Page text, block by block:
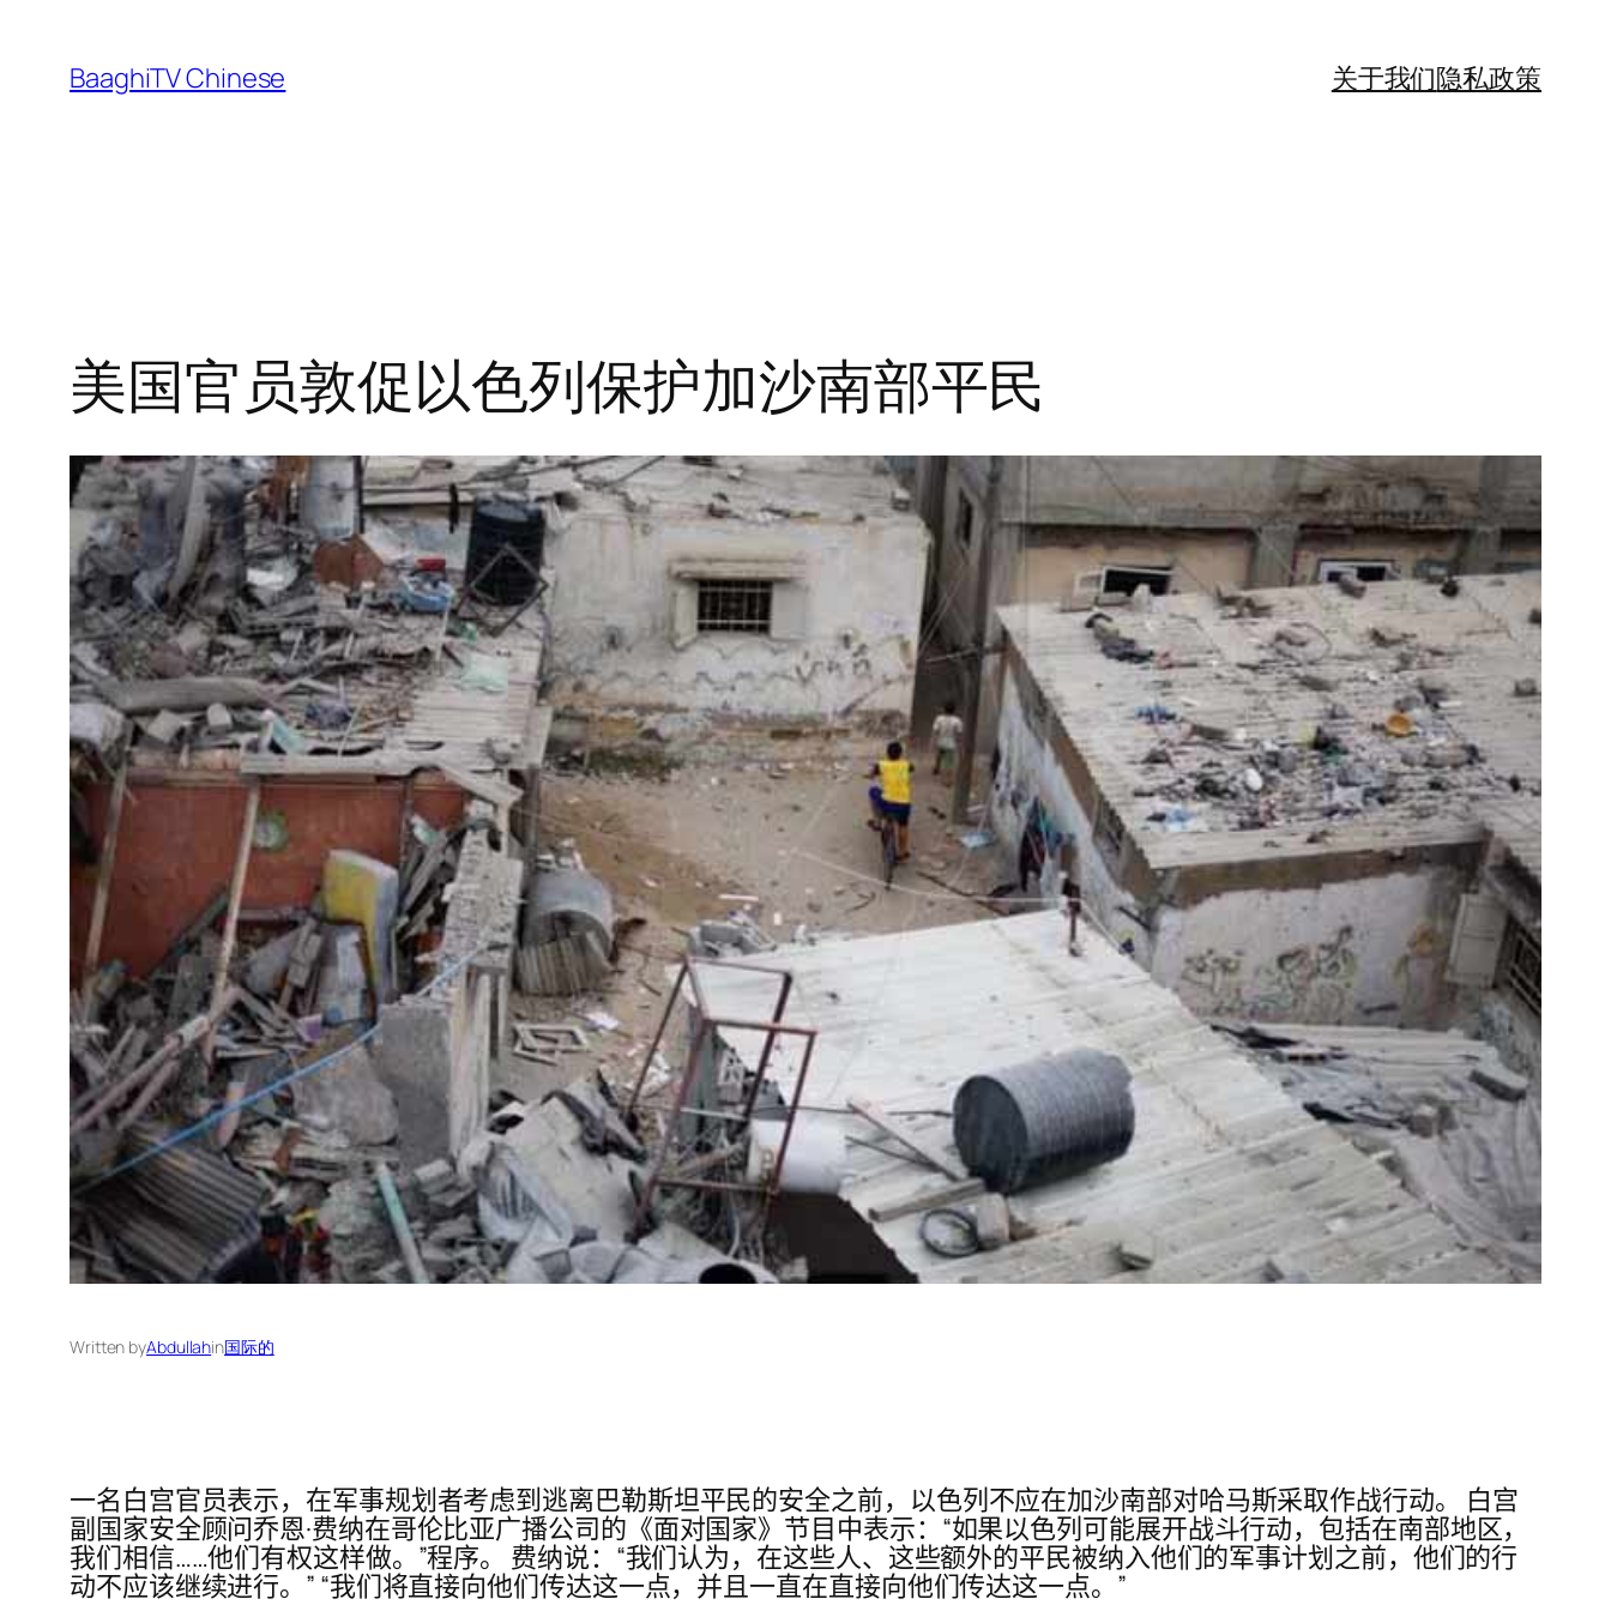
content
BaaghiTV Chinese 关于我们隐私政策
美国官员敦促以色列保护加沙南部平民
Written byAbdullahin国际的
一名白宫官员表示，在军事规划者考虑到逃离巴勒斯坦平民的安全之前，以色列不应在加沙南部对哈马斯采取作战行动。 白宫
副国家安全顾问乔恩·费纳在哥伦比亚广播公司的《面对国家》节目中表示：“如果以色列可能展开战斗行动，包括在南部地区，
我们相信……他们有权这样做。”程序。 费纳说：“我们认为，在这些人、这些额外的平民被纳入他们的军事计划之前，他们的行
动不应该继续进行。” “我们将直接向他们传达这一点，并且一直在直接向他们传达这一点。”